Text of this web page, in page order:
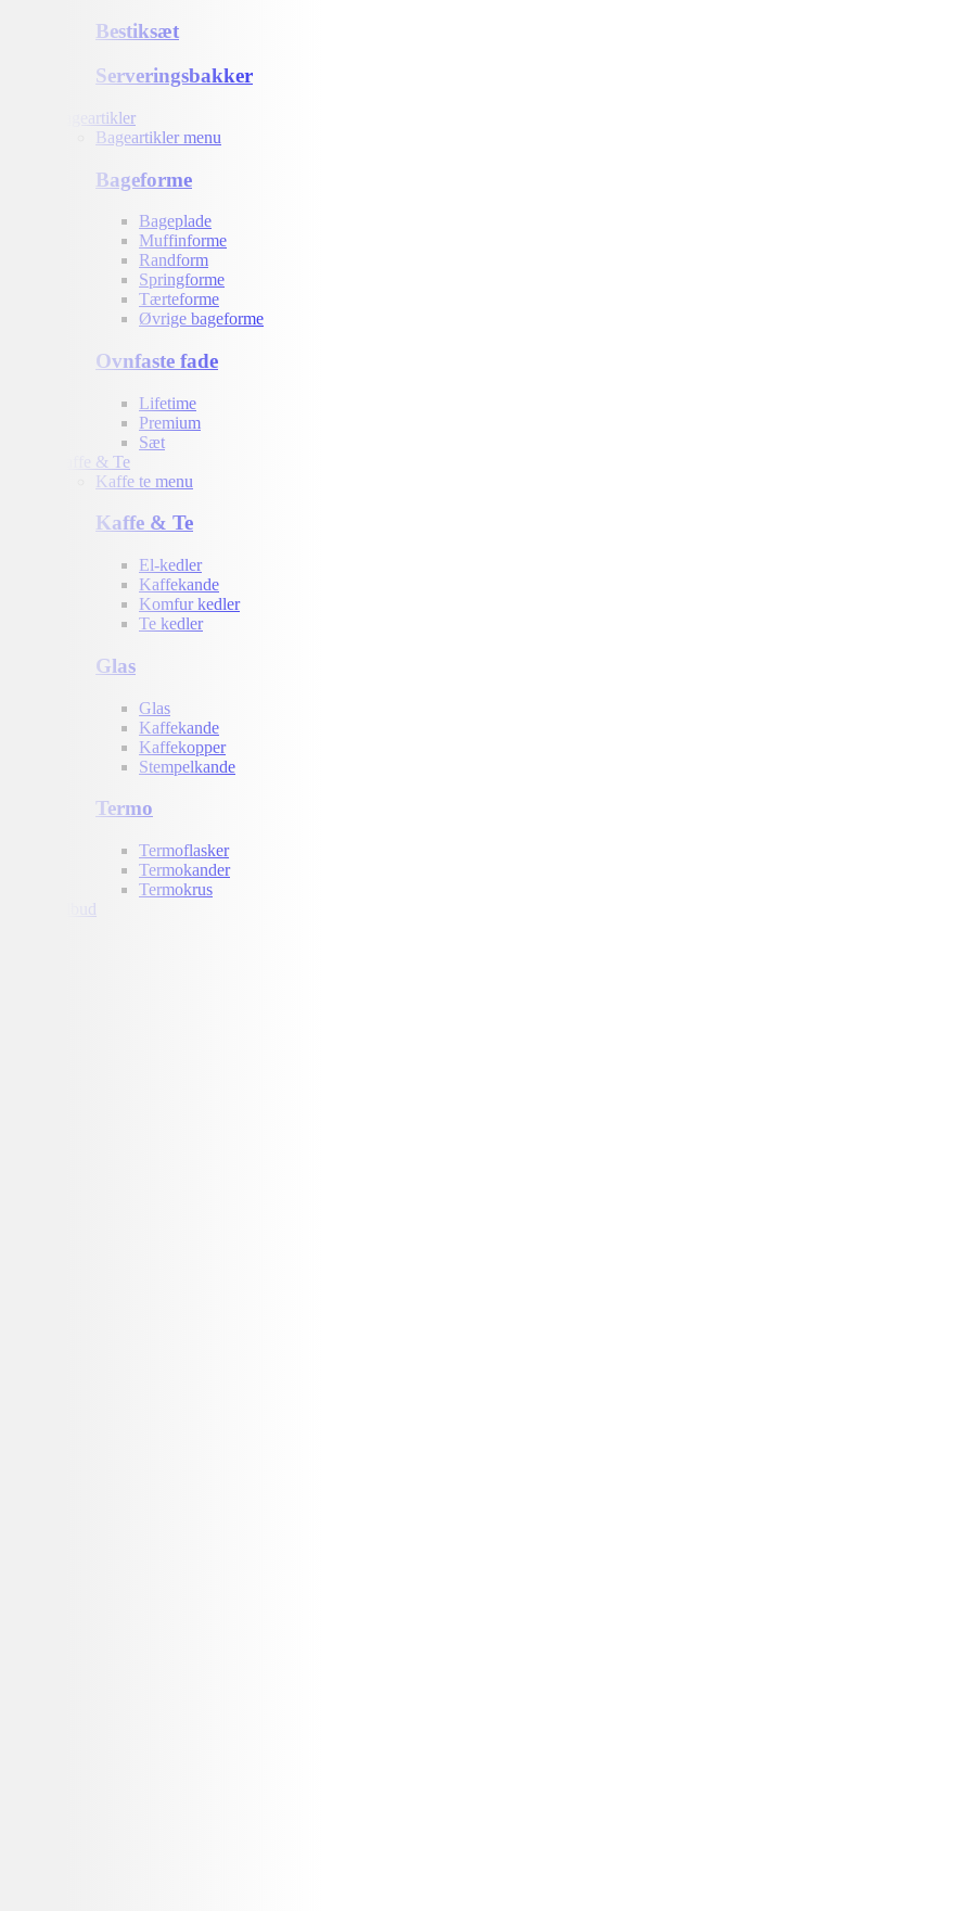
Bestiksæt
Serveringsbakker
Bageartikler
Bageartikler menu
Bageforme
Bageplade
Muffinforme
Randform
Springforme
Tærteforme
Øvrige bageforme
Ovnfaste fade
Lifetime
Premium
Sæt
Kaffe & Te
Kaffe te menu
Kaffe & Te
El-kedler
Kaffekande
Komfur kedler
Te kedler
Glas
Glas
Kaffekande
Kaffekopper
Stempelkande
Termo
Termoflasker
Termokander
Termokrus
Tilbud